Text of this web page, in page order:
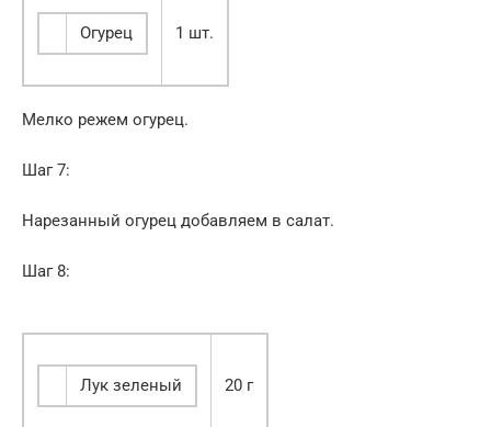
Огурец 1 шт.
Мелко режем огурец.
Шаг 7:
Нарезанный огурец добавляем в салат.
Шаг 8:
Лук зеленый 20 г